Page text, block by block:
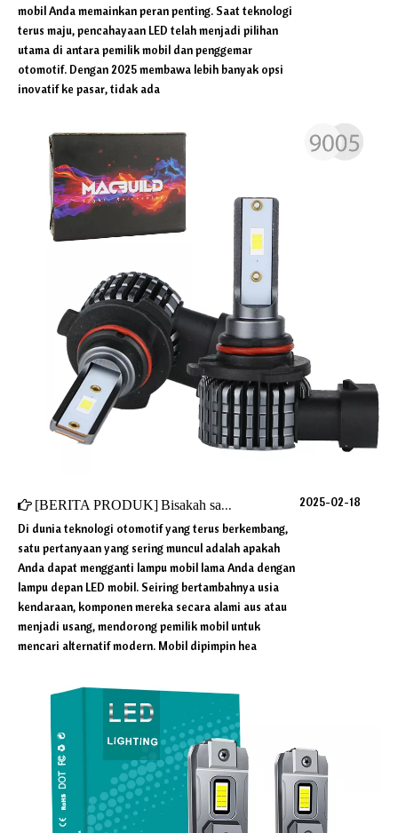
mobil Anda memainkan peran penting. Saat teknologi
terus maju, pencahayaan LED telah menjadi pilihan
utama di antara pemilik mobil dan penggemar
otomotif. Dengan 2025 membawa lebih banyak opsi
inovatif ke pasar, tidak ada
[BERITA PRODUK] Bisakah saya mengganti lampu mobil lama saya dengan LED?
Di dunia teknologi otomotif yang terus berkembang,
satu pertanyaan yang sering muncul adalah apakah
Anda dapat mengganti lampu mobil lama Anda dengan
lampu depan LED mobil. Seiring bertambahnya usia
kendaraan, komponen mereka secara alami aus atau
menjadi usang, mendorong pemilik mobil untuk
mencari alternatif modern. Mobil dipimpin hea
2025-02-18